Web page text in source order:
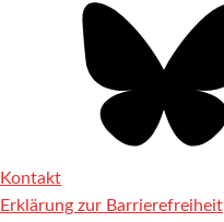
Kontakt
Erklärung zur Barrierefreiheit